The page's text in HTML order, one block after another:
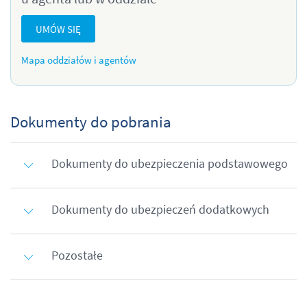
UMÓW SIĘ
Mapa oddziałów i agentów
Dokumenty do pobrania
Dokumenty do ubezpieczenia podstawowego
Dokumenty do ubezpieczeń dodatkowych
Pozostałe